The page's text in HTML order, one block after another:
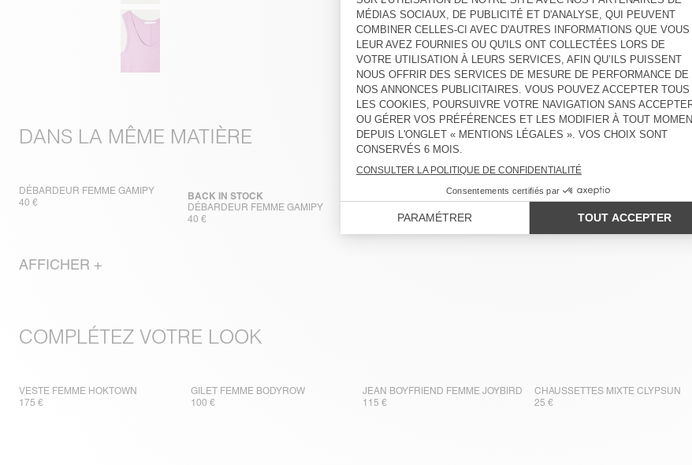
DANS LA MÊME MATIÈRE
DÉBARDEUR FEMME GAMIPY
40 €
DÉBARDEUR FEMME GAMIPY
BACK IN STOCK
40 €
BACK IN STOCK
AFFICHER +
COMPLÉTEZ VOTRE LOOK
VESTE FEMME HOKTOWN
175 €
GILET FEMME BODYROW
100 €
JEAN BOYFRIEND FEMME JOYBIRD
115 €
CHAUSSETTES MIXTE CLYPSUN
25 €